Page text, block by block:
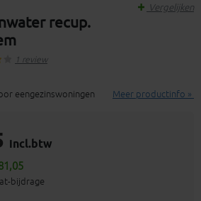
recup.
1 review
Vergelijken
eengezinswoningen Meer productinfo »
incl.btw
bijdrage